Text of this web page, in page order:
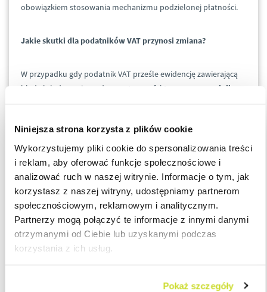
Niniejsza strona korzysta z plików cookie
Wykorzystujemy pliki cookie do spersonalizowania treści
i reklam, aby oferować funkcje społecznościowe i
analizować ruch w naszej witrynie. Informacje o tym, jak
korzystasz z naszej witryny, udostępniamy partnerom
społecznościowym, reklamowym i analitycznym.
Partnerzy mogą połączyć te informacje z innymi danymi
otrzymanymi od Ciebie lub uzyskanymi podczas
korzystania z ich usług.
Pokaż szczegóły
obowiązkiem stosowania mechanizmu podzielonej płatności.
Jakie skutki dla podatników VAT przynosi zmiana?
W przypadku gdy podatnik VAT prześle ewidencję zawierającą
błędy lub dane niezgodne ze stanem faktycznym,
naczelnik
urzędu skarbowego może nałożyć karę pieniężną w
uniknąć kary:
podatnicy będą musieli dostosować używane
systemy księgowe, finansowe i informatyczne do
nowych regulacji i rozwiązań;
konieczne stanie się cykliczne analizowanie
prawidłowości nowych oznaczeń dotyczących
różnych transakcji biznesowych.